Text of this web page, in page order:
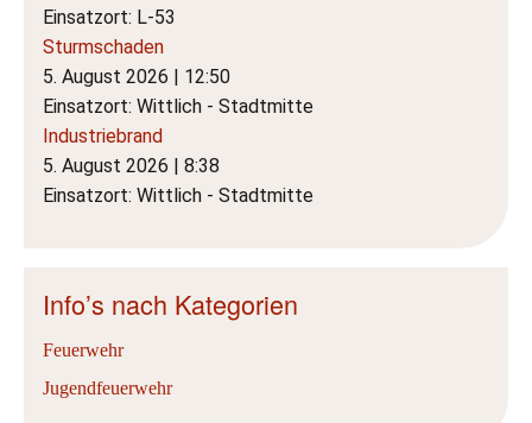
Einsatzort: L-53
Sturmschaden
5. August 2026 | 12:50
Einsatzort: Wittlich - Stadtmitte
Industriebrand
5. August 2026 | 8:38
Einsatzort: Wittlich - Stadtmitte
Info’s nach Kategorien
Feuerwehr
Jugendfeuerwehr